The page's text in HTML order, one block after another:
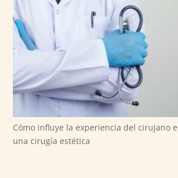
Cómo influye la experiencia del cirujano
una cirugía estética